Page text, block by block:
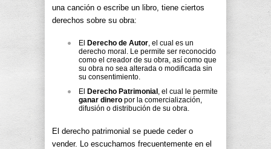
una canción o escribe un libro, tiene ciertos
derechos sobre su obra:
El Derecho de Autor, el cual es un
derecho moral. Le permite ser reconocido
como el creador de su obra, así como que
su obra no sea alterada o modificada sin
su consentimiento.
El Derecho Patrimonial , el cual le permite
ganar dinero por la comercialización,
difusión o distribución de su obra.
El derecho patrimonial se puede ceder o
vender. Lo escuchamos frecuentemente en el